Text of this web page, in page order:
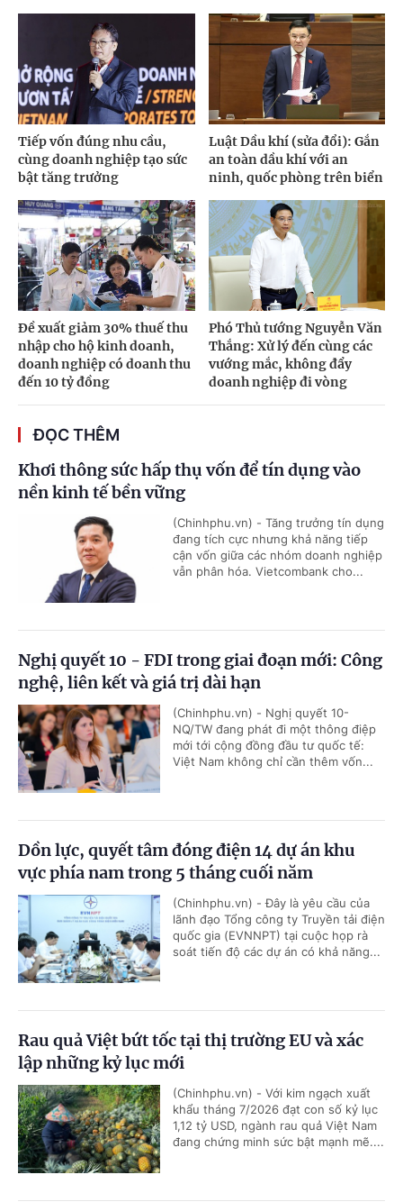
Tiếp vốn đúng nhu cầu,
cùng doanh nghiệp tạo sức
bật tăng trưởng
Luật Dầu khí (sửa đổi): Gắn
an toàn dầu khí với an
ninh, quốc phòng trên biển
Đề xuất giảm 30% thuế thu
nhập cho hộ kinh doanh,
doanh nghiệp có doanh thu
đến 10 tỷ đồng
Phó Thủ tướng Nguyễn Văn
Thắng: Xử lý đến cùng các
vướng mắc, không đẩy
doanh nghiệp đi vòng
ĐỌC THÊM
Khơi thông sức hấp thụ vốn để tín dụng vào
nền kinh tế bền vững
(Chinhphu.vn) - Tăng trưởng tín dụng
đang tích cực nhưng khả năng tiếp
cận vốn giữa các nhóm doanh nghiệp
vẫn phân hóa. Vietcombank cho...
Nghị quyết 10 - FDI trong giai đoạn mới: Công
nghệ, liên kết và giá trị dài hạn
(Chinhphu.vn) - Nghị quyết 10-
NQ/TW đang phát đi một thông điệp
mới tới cộng đồng đầu tư quốc tế:
Việt Nam không chỉ cần thêm vốn...
Dồn lực, quyết tâm đóng điện 14 dự án khu
vực phía nam trong 5 tháng cuối năm
(Chinhphu.vn) - Đây là yêu cầu của
lãnh đạo Tổng công ty Truyền tải điện
quốc gia (EVNNPT) tại cuộc họp rà
soát tiến độ các dự án có khả năng...
Rau quả Việt bứt tốc tại thị trường EU và xác
lập những kỷ lục mới
(Chinhphu.vn) - Với kim ngạch xuất
khẩu tháng 7/2026 đạt con số kỷ lục
1,12 tỷ USD, ngành rau quả Việt Nam
đang chứng minh sức bật mạnh mẽ....